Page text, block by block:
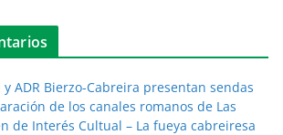
ADR Bierzo-Cabreira presentan sendas
de los canales romanos de Las
de Interés Cultual – La fueya cabreiresa